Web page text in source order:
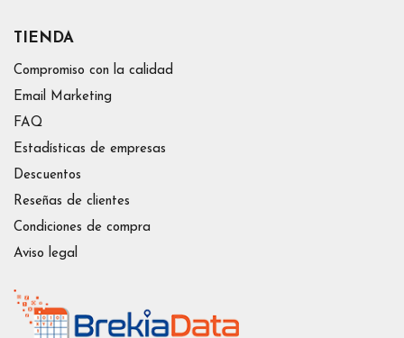
TIENDA
Compromiso con la calidad
Email Marketing
FAQ
Estadísticas de empresas
Descuentos
Reseñas de clientes
Condiciones de compra
Aviso legal